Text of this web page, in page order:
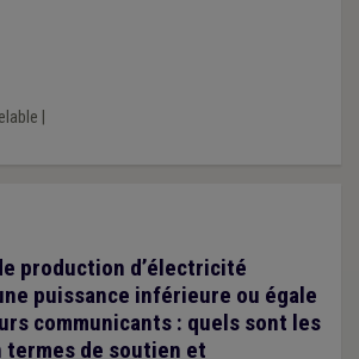
production d’électricité
puissance inférieure ou égale
communicants : quels sont les
termes de soutien et